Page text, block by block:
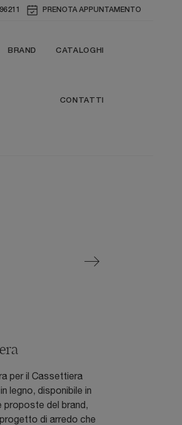
PRENOTA APPUNTAMENTO
BRAND CATALOGHI
CONTATTI
per il Cassettiera
legno, disponibile in
proposte del brand,
di arredo che